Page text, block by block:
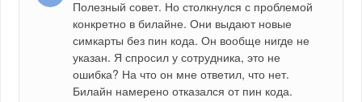
Полезный совет. Но столкнулся с проблемой
конкретно в билайне. Они выдают новые
симкарты без пин кода. Он вообще нигде не
указан. Я спросил у сотрудника, это не
ошибка? На что он мне ответил, что нет.
Билайн намерено отказался от пин кода.